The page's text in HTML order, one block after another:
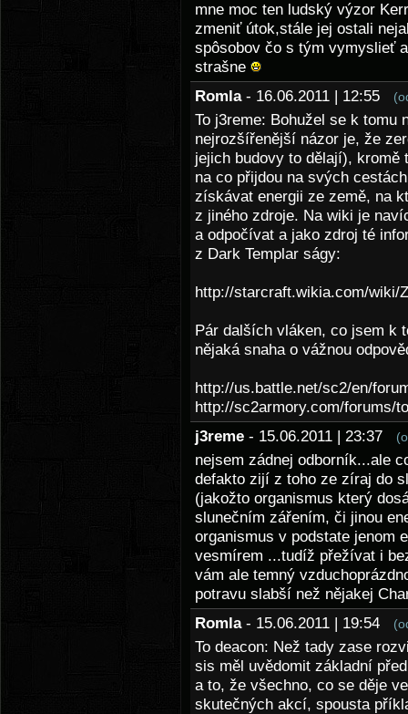
mne moc ten ludský výzor
zmeniť útok,stále jej ostali
spôsobov čo s tým vymyslieť
strašne
Romla - 16.06.2011 | 12:55
To j3reme: Bohužel se k tomu
nejrozšířenější názor je, že
jejich budovy to dělají), kromě
na co přijdou na svých
získávat energii ze země, na
z jiného zdroje. Na wiki je
a odpočívat a jako zdroj té
z Dark Templar ságy:
http://starcraft.wikia.com/wiki/
Pár dalších vláken, co jsem k
nějaká snaha o vážnou
http://us.battle.net/sc2/en/
http://sc2armory.com/forums/
j3reme - 15.06.2011 | 23:37
nejsem zádnej odborník...ale
defakto zijí z toho ze zíraj do
(jakožto organismus který
slunečním zářením, či jinou
organismus v podstate jenom
vesmírem ...tudíž přežívat i
vám ale temný
potravu slabší než nějakej
Romla - 15.06.2011 | 19:54
To deacon: Než tady zase
sis měl uvědomit základní
a to, že všechno, co se děje
skutečných akcí, spousta